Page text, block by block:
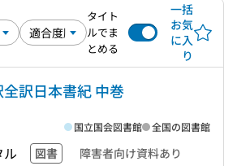
タイト
ルでま
とめる
一括
お気
に入
り
訳日本書紀 中巻
ル 図書 障害者向け資料あり
国立国会図書館 全国の図書館